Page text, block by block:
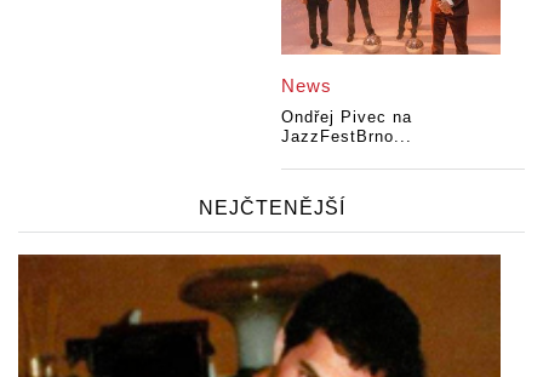
News
Ondřej Pivec na
JazzFestBrno...
NEJČTENĚJŠÍ